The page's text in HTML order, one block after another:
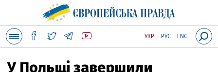
УКР РУС ENG
У Польщі завершили